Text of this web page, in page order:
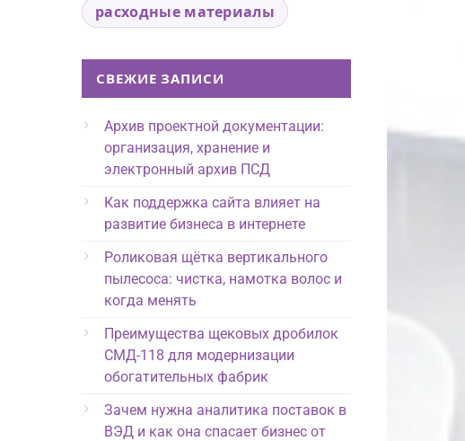
расходные материалы
СВЕЖИЕ ЗАПИСИ
Архив проектной документации:
организация, хранение и
электронный архив ПСД
Как поддержка сайта влияет на
развитие бизнеса в интернете
Роликовая щётка вертикального
пылесоса: чистка, намотка волос и
когда менять
Преимущества щековых дробилок
СМД-118 для модернизации
обогатительных фабрик
Зачем нужна аналитика поставок в
ВЭД и как она спасает бизнес от